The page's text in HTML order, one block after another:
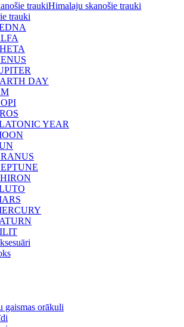
Himalaju skanošie trauki
trauki
DAY
YEAR
gaismas orākuli